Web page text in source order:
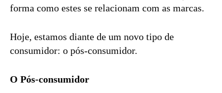
forma como estes se relacionam com as marcas.
Hoje, estamos diante de um novo tipo de
consumidor: o pós-consumidor.
O Pós-consumidor